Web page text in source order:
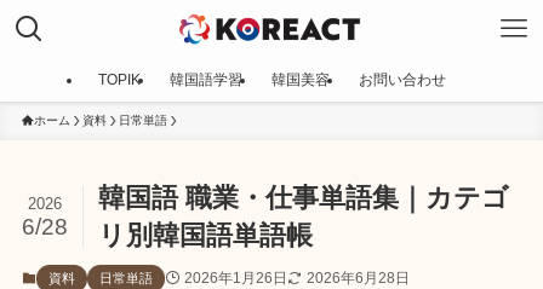
TOPIK 韓国語学習 韓国美容 お問い合わせ
ホーム 資料 日常単語
韓国語 職業・仕事単語集｜カテゴ
リ別韓国語単語帳
2026
6/28
資料 日常単語 2026年1月26日 2026年6月28日